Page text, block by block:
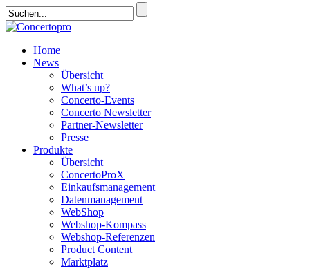
Home
News
Übersicht
What’s up?
Concerto-Events
Concerto Newsletter
Partner-Newsletter
Presse
Produkte
Übersicht
ConcertoProX
Einkaufsmanagement
Datenmanagement
WebShop
Webshop-Kompass
Webshop-Referenzen
Product Content
Marktplatz